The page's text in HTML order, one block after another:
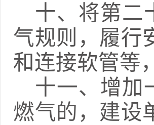
十、 将第二
气规则，履行
和连接软管等
十一、 增加
燃气的， 建设